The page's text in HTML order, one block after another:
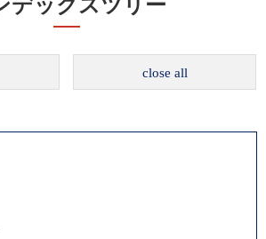
デックスツリー
close all